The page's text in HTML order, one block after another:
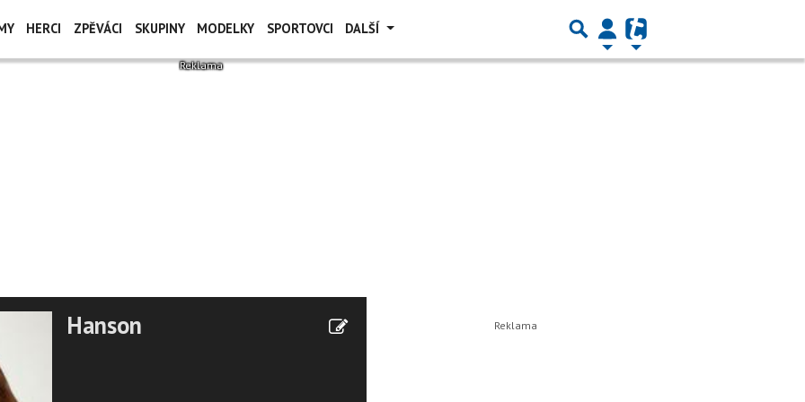
HERCI ZPĚVÁCI SKUPINY MODELKY SPORTOVCI DALŠÍ
Hanson